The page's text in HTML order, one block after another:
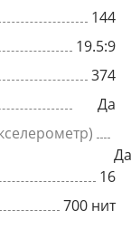
144
19.5:9
374
Да
Да
16
700 нит